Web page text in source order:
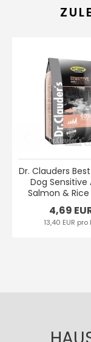
Dr. Clauders
Dog Sensitive
Salmon &
4,69
13,40 EUR pro